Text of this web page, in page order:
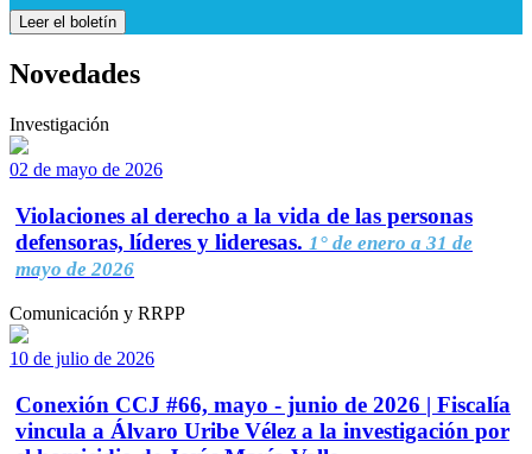
Leer el boletín
Novedades
Investigación
02 de mayo de 2026
Violaciones al derecho a la vida de las personas
defensoras, líderes y lideresas. 1° de enero a 31 de
mayo de 2026
Comunicación y RRPP
10 de julio de 2026
Conexión CCJ #66, mayo - junio de 2026 | Fiscalía
vincula a Álvaro Uribe Vélez a la investigación por